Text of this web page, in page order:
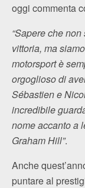
oggi commenta
“Sapere che
vittoria, ma
motorsport è
orgoglioso di
Sébastien e
incredibile
nome accanto a
Graham Hill”.
Anche
puntare al